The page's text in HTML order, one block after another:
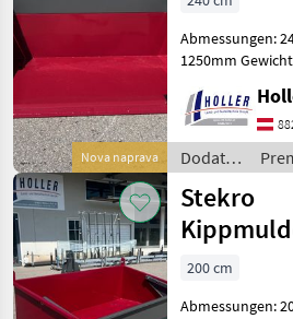
Nova naprava
Abmessungen:
1250mm
zwei Zylinder
Aufnahme Dreipunkt-
Aufnahme
Dodatna
oprema
za
traktorje
/ Stekro
Stekro
2000
200 cm
Abmessungen: